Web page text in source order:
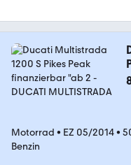
Motorrad • EZ 05/2014•
Benzin